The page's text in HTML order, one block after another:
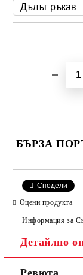
БЪРЗА
Съгласен
Ние ще се
Сподели
Оцени продукта
Информация за
Детайлно
Ревюта